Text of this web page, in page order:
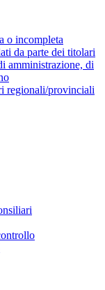
o incompleta
da parte dei titolari
amministrazione, di
regionali/provinciali